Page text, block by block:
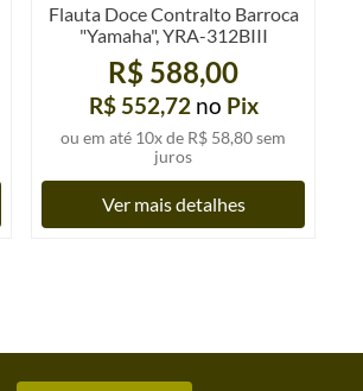
Flauta Doce Contralto Barroca
"Yamaha", YRA-312BIII
R$ 588,00
R$ 552,72 no Pix
ou em até 10x de R$ 58,80sem
juros
Ver mais detalhes